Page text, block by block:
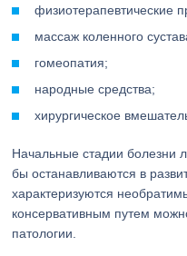
физиотерапевтические
массаж коленного
гомеопатия;
народные средства;
хирургическое
Начальные стадии болезни
бы останавливаются в
характеризуются
консервативным путем
патологии.